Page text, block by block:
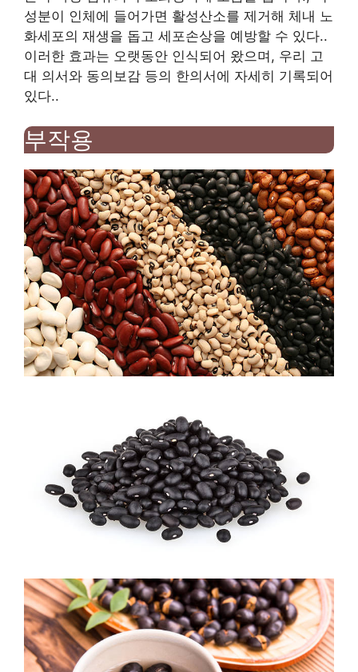
성분이 인체에 들어가면 활성산소를 제거해 체내 노
화세포의 재생을 돕고 세포손상을 예방할 수 있다..
이러한 효과는 오랫동안 인식되어 왔으며, 우리 고
대 의서와 동의보감 등의 한의서에 자세히 기록되어
있다..
부작용